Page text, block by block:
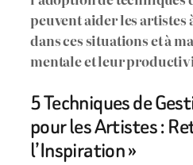
peuvent aider les artistes
dans ces situations et à
mentale et leur
5 Techniques de
pour les Artistes :
l’Inspiration »